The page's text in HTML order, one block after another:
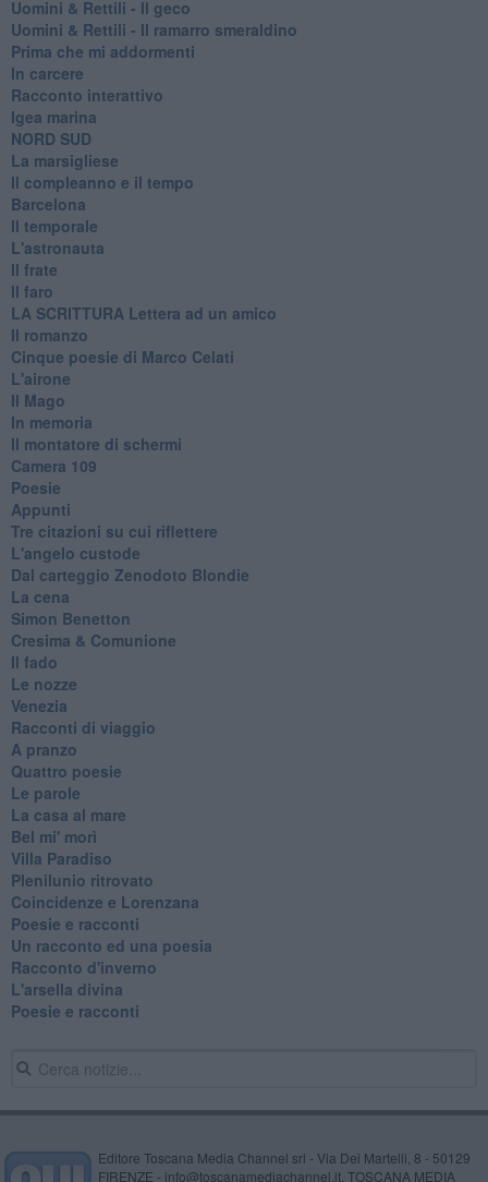
Uomini & Rettili - Il geco
Uomini & Rettili - Il ramarro smeraldino
Prima che mi addormenti
In carcere
Racconto interattivo
Igea marina
​NORD SUD
La marsigliese
Il compleanno e il tempo
Barcelona
Il temporale
L'astronauta
Il frate
Il faro
​LA SCRITTURA Lettera ad un amico
Il romanzo
Cinque poesie di Marco Celati
L'airone
Il Mago
In memoria
Il montatore di schermi
Camera 109
Poesie
Appunti
Tre citazioni su cui riflettere
L'angelo custode
Dal carteggio Zenodoto Blondie
La cena
Simon Benetton
Cresima & Comunione
Il fado
Le nozze
Venezia
Racconti di viaggio
A pranzo
Quattro poesie
Le parole
La casa al mare
Bel mi' morì
Villa Paradiso
Plenilunio ritrovato
Coincidenze e Lorenzana
Poesie e racconti
Un racconto ed una poesia
Racconto d'inverno
​L'arsella divina
Poesie e racconti
Editore Toscana Media Channel srl - Via Dei Martelli, 8 - 50129
FIRENZE - info@toscanamediachannel.it. TOSCANA MEDIA